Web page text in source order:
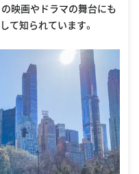
映画やドラマの舞台にも
て知られています。